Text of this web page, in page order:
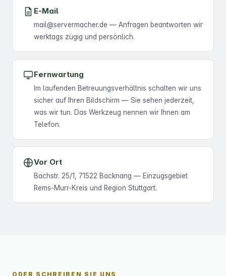
E-Mail
mail@servermacher.de — Anfragen beantworten wir
werktags zügig und persönlich.
Fernwartung
Im laufenden Betreuungsverhältnis schalten wir uns
sicher auf Ihren Bildschirm — Sie sehen jederzeit,
was wir tun. Das Werkzeug nennen wir Ihnen am
Telefon.
Vor Ort
Bachstr. 25/1, 71522 Backnang — Einzugsgebiet
Rems-Murr-Kreis und Region Stuttgart.
ODER SCHREIBEN SIE UNS